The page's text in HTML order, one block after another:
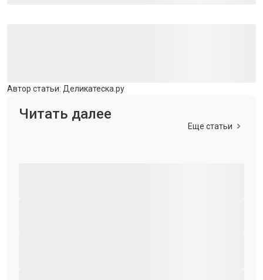
Автор статьи: Деликатеска.ру
Читать далее
Еще статьи